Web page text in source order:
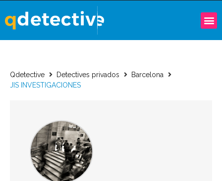
Qdetective Detectives privados
Barcelona
JIS INVESTIGACIONES